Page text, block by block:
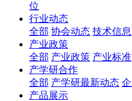
位
行业动态
全部 协会动态 技术信息
产业政策
全部 产业政策 产业标准
产学研合作
全部 产学研最新动态
产品展示